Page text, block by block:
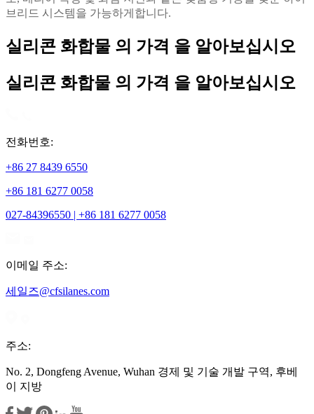
브리드 시스템을 가능하게합니다.
실리콘 화합물 의 가격 을 알아보십시오
실리콘 화합물 의 가격 을 알아보십시오
전화번호:
+86 27 8439 6550
+86 181 6277 0058
027-84396550 | +86 181 6277 0058
이메일 주소:
세일즈@cfsilanes.com
주소:
No. 2, Dongfeng Avenue, Wuhan 경제 및 기술 개발 구역, 후베
이 지방